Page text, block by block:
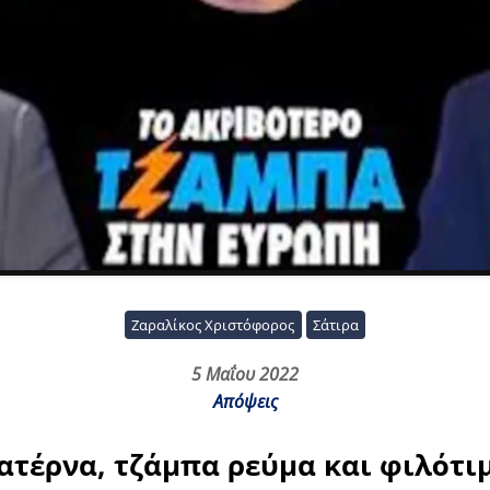
Ζαραλίκος Χριστόφορος Σάτιρα
5 Μαΐου 2022
Απόψεις
τζάμπα ρεύμα και